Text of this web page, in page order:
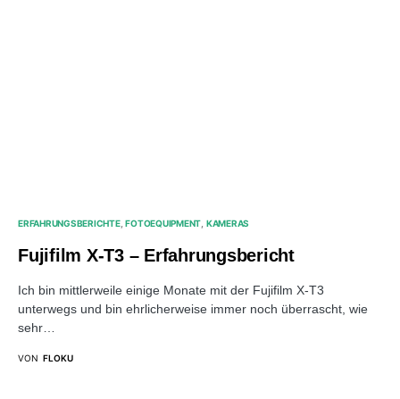
ERFAHRUNGSBERICHTE FOTOEQUIPMENT KAMERAS
Fujifilm X-T3 – Erfahrungsbericht
Ich bin mittlerweile einige Monate mit der Fujifilm X-T3
unterwegs und bin ehrlicherweise immer noch überrascht, wie
sehr…
VON FLOKU